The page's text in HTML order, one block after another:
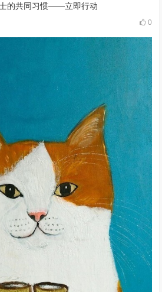
士的共同习惯——立即行动
0